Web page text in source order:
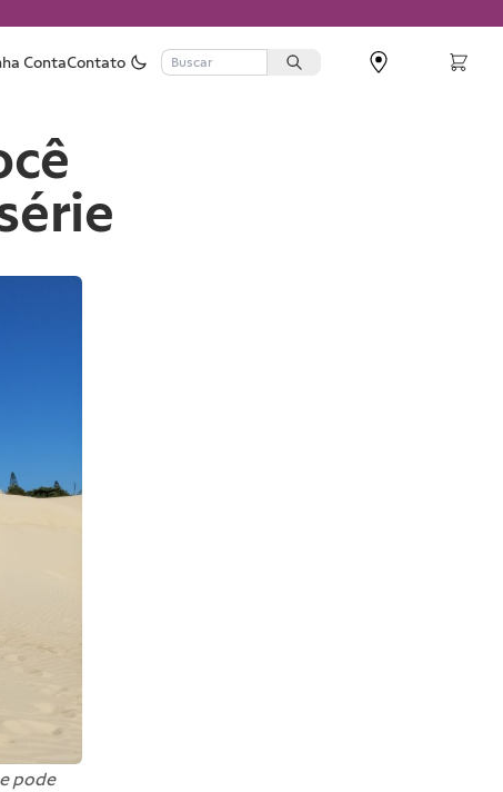
ContaContato
pode